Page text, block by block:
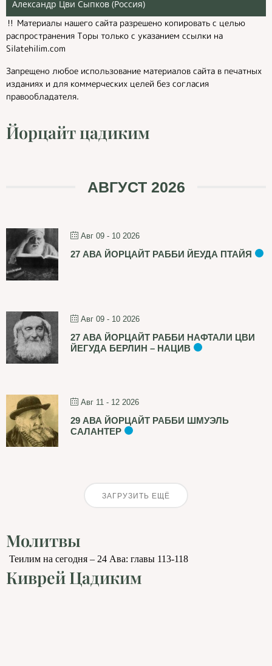
Александр Цви Сыпков (Россия)
‼️ Материалы нашего сайта разрешено копировать с целью
распространения Торы только с указанием ссылки на
Silatehilim.com
Запрещено любое использование материалов сайта в печатных
изданиях и для коммерческих целей без согласия
правообладателя.
Йорцайт цадиким
АВГУСТ 2026
Авг 09 - 10 2026
27 АВА ЙОРЦАЙТ РАББИ ЙЕУДА ПТАЙЯ
Авг 09 - 10 2026
27 АВА ЙОРЦАЙТ РАББИ НАФТАЛИ ЦВИ
ЙЕГУДА БЕРЛИН – НАЦИВ
Авг 11 - 12 2026
29 АВА ЙОРЦАЙТ РАББИ ШМУЭЛЬ
САЛАНТЕР
ЗАГРУЗИТЬ ЕЩЁ
Молитвы
Теилим на сегодня – 24 Ава: главы 113-118
Киврей Цадиким